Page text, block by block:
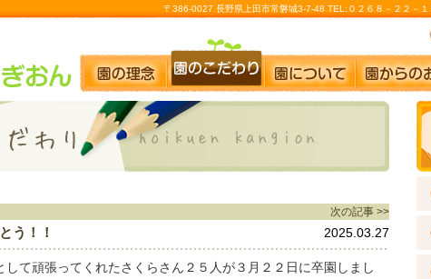
〒386-0027 長野県上田市常磐城3-7-48 TEL:０２６８－２２－
次の記事 >>
う！！ 2025.03.27
て頑張ってくれたさくらさん２５人が３月２２日に卒園しまし